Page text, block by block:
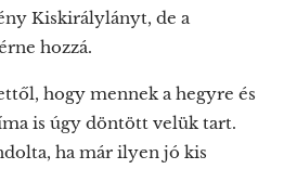
Kiskirálylányt, de a
hozzá.
hogy mennek a hegyre és
is úgy döntött velük tart.
ha már ilyen jó kis